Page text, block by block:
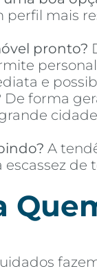
mais
pronto?
e
De forma
A